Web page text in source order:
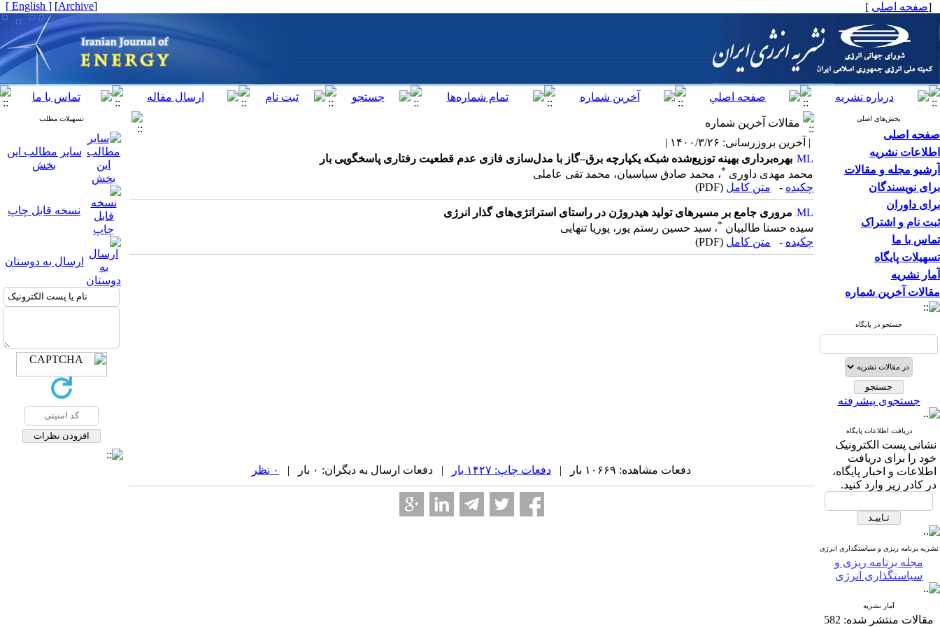
[صفحه اصلی ]
[
Archive
]
[ English ]
بخش‌های اصلی
صفحه اصلی
اطلاعات نشریه
آرشیو مجله و مقالات
برای نویسندگان
برای داوران
ثبت نام و اشتراک
تماس با ما
تسهیلات پایگاه
آمار نشریه
مقالات آخرین شماره
جستجو در پایگاه
جستجوی پیشرفته
دریافت اطلاعات پایگاه
نشانی پست الکترونیک
خود را برای دریافت
اطلاعات و اخبار پایگاه،
در کادر زیر وارد کنید.
نشریه برنامه ریزی و سیاستگذاری انرژی
مجله برنامه ریزی و
سیاستگذاری انرژی
آمار نشریه
مقالات منتشر شده: 582
مقالات آخرین شماره
| آخرین بروزرسانی: ۱۴۰۰/۳/۲۶ |
بهره‌برداری بهینه توزیع‌شده شبکه یکپارچه برق–گاز با مدل‌سازی فازی عدم قطعیت رفتاری پاسخگویی بار
محمد مهدی داوری *، محمد صادق سپاسیان، محمد تقی عاملی
چکیده - متن کامل (PDF)
مروری جامع بر مسیرهای تولید هیدروژن در راستای استراتژی‌‌‌‌‌های گذار انرژی
سیده حسنا طالبیان *، سید حسین رستم پور، پوریا تنهایی
چکیده - متن کامل (PDF)
تسهیلات مطلب
سایر مطالب این
بخش
نسخه قابل چاپ
ارسال به دوستان
دفعات مشاهده: ۱۰۶۶۹ بار | دفعات چاپ: ۱۴۲۷ بار | دفعات ارسال به دیگران: ۰ بار | ۰ نظر